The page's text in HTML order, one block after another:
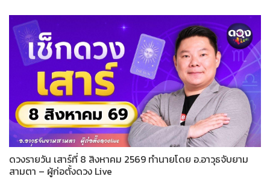
ดวงรายวัน เสาร์ที่ 8 สิงหาคม 2569 ทำนายโดย อ.อาวุธจับยาม
สามตา – ผู้ก่อตั้งดวง Live